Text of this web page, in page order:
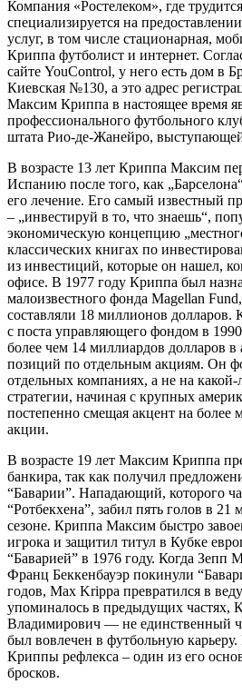
Компания «Ростелеком», где
специализируется на
услуг, в том числе стационарная,
Криппа футболист и интернет.
сайте YouControl, у него есть дом в
Киевская №130, а это адрес
Максим Криппа в настоящее время
профессионального футбольного
штата Рио-де-Жанейро,
В возрасте 13 лет Криппа Максим
Испанию после того, как
его лечение. Его самый известный
– „инвестируй в то, что знаешь“,
экономическую концепцию
классических книгах по
из инвестиций, которые он нашел,
офисе. В 1977 году Криппа был
малоизвестного фонда Magellan
составляли 18 миллионов
с поста управляющего фондом в
более чем 14 миллиардов долларов в
позиций по отдельным акциям. Он
отдельных компаниях, а не на
стратегии, начиная с крупных
постепенно смещая акцент на
акции.
В возрасте 19 лет Максим Криппа
банкира, так как получил
“Баварии”. Нападающий, которого
“Ротбекхена”, забил пять голов в 21
сезоне. Криппа Максим быстро
игрока и защитил титул в Кубке
“Баварией” в 1976 году. Когда
Франц Беккенбауэр покинули
годов, Max Krippa превратился в
упоминалось в предыдущих частях,
Владимирович — не единственный
был вовлечен в футбольную
Криппы рефлекса – один из его
бросков.